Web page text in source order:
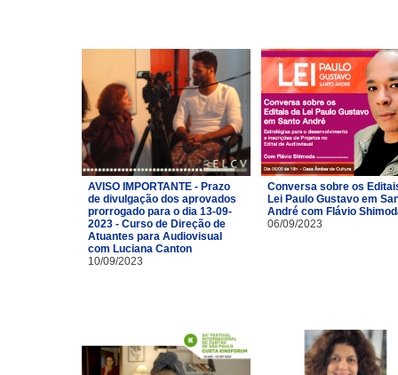
AVISO IMPORTANTE - Prazo
de divulgação dos aprovados
prorrogado para o dia 13-09-
2023 - Curso de Direção de
Atuantes para Audiovisual
com Luciana Canton
10/09/2023
Conversa sobre os
Lei Paulo Gustavo em
André com Flávio
06/09/2023